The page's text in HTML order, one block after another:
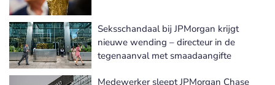
Seksschandaal bij JPMorgan krijgt
nieuwe wending – directeur in de
tegenaanval met smaadaangifte
Medewerker sleept JPMorgan Chase